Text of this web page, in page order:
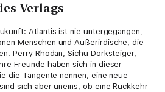
Verlags
Atlantis ist nie untergegangen,
Menschen und Außerirdische, die
Perry Rhodan, Sichu Dorksteiger,
Freunde haben sich in dieser
die Tangente nennen, eine neue
sich aber uneins, ob eine Rückkehr